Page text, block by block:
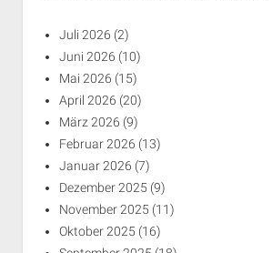
Juli 2026 (2)
Juni 2026 (10)
Mai 2026 (15)
April 2026 (20)
März 2026 (9)
Februar 2026 (13)
Januar 2026 (7)
Dezember 2025 (9)
November 2025 (11)
Oktober 2025 (16)